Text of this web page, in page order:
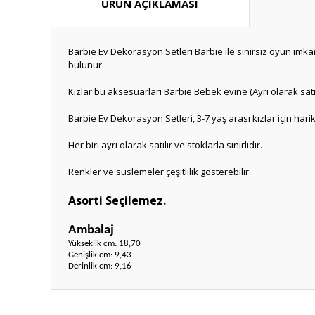
ÜRÜN AÇIKLAMASI
Barbie Ev Dekorasyon Setleri Barbie ile sınırsız oyun
bulunur.
Kızlar bu aksesuarları Barbie Bebek evine (Ayrı olarak
Barbie Ev Dekorasyon Setleri, 3-7 yaş arası kızlar için
Her biri ayrı olarak satılır ve stoklarla sınırlıdır.
Renkler ve süslemeler çeşitlilik gösterebilir.
Asorti Seçilemez.
Ambalaj
Yükseklik cm: 18,70
Genişlik cm: 9,43
Derinlik cm: 9,16